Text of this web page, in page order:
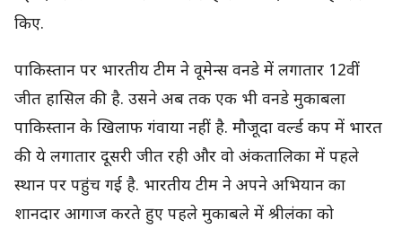
किए.
पाकिस्तान पर भारतीय टीम ने वूमेन्स वनडे में लगातार 12वीं
जीत हासिल की है. उसने अब तक एक भी वनडे मुकाबला
पाकिस्तान के खिलाफ गंवाया नहीं है. मौजूदा वर्ल्ड कप में भारत
की ये लगातार दूसरी जीत रही और वो अंकतालिका में पहले
स्थान पर पहुंच गई है. भारतीय टीम ने अपने अभियान का
शानदार आगाज करते हुए पहले मुकाबले में श्रीलंका को